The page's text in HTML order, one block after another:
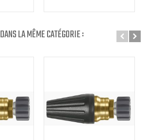
LA MÊME CATÉGORIE :